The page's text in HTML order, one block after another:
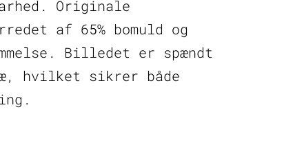
Originale
af 65% bomuld og
Billedet er spændt
hvilket sikrer både